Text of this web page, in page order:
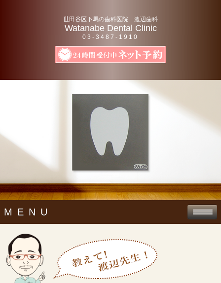
世田谷区下馬の歯科医院 渡辺歯科
Watanabe Dental Clinic
03-3487-1910
MENU